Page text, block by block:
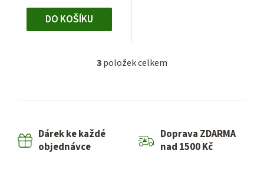
DO KOŠÍKU
O
l
3položek celkem
Dárek ke každé
objednávce
Doprava ZDARMA
nad 1500 Kč